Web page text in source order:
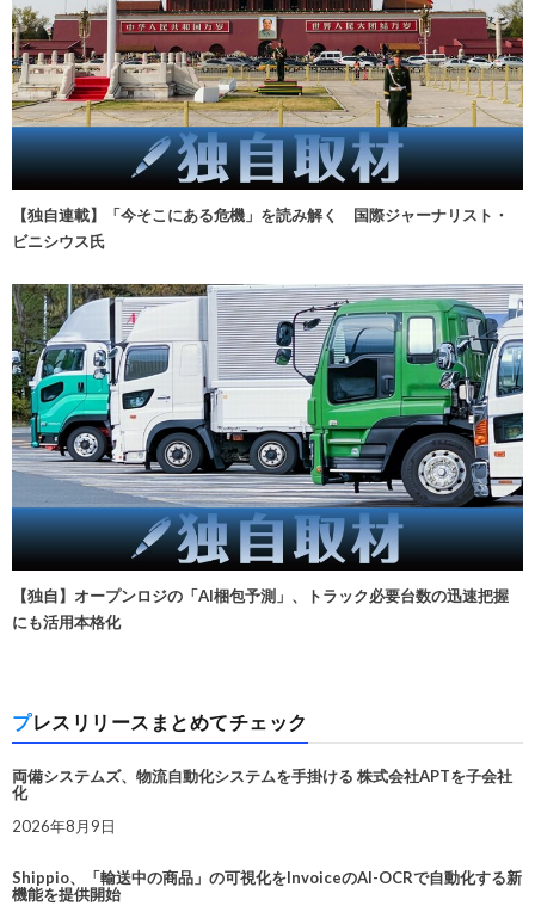
【独自連載】「今そこにある危機」を読み解く 国際ジャーナリスト・
ビニシウス氏
【独自】オープンロジの「AI梱包予測」、トラック必要台数の迅速把握
にも活用本格化
プレスリリースまとめてチェック
両備システムズ、物流自動化システムを手掛ける 株式会社APTを子会社
化
2026年8月9日
Shippio、「輸送中の商品」の可視化をInvoiceのAI-OCRで自動化する新
機能を提供開始